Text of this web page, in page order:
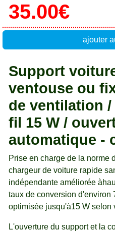
35.00€
ajouter
Support
ventouse ou
de ventilation /
fil 15 W /
automatique -
Prise en charge de la norme
chargeur de voiture rapide
indépendante améliorée
taux de conversion d'environ
optimisée jusqu'à15 W selon
L'ouverture du support et la